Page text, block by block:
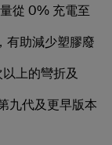
從 0% 充電至
有助減少塑膠廢
上的彎折及
九代及更早版本